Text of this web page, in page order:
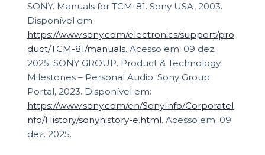
SONY. Manuals for TCM-81. Sony USA, 2003.
Disponível em:
https://www.sony.com/electronics/support/pro
duct/TCM-81/manuals. Acesso em: 09 dez.
2025. SONY GROUP. Product & Technology
Milestones – Personal Audio. Sony Group
Portal, 2023. Disponível em:
https://www.sony.com/en/SonyInfo/CorporateI
nfo/History/sonyhistory-e.html. Acesso em: 09
dez. 2025.